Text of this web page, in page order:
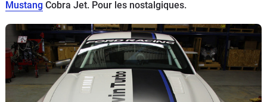
Services
Forum
Moto
Mustang Cobra Jet. Pour les nostalgiques.